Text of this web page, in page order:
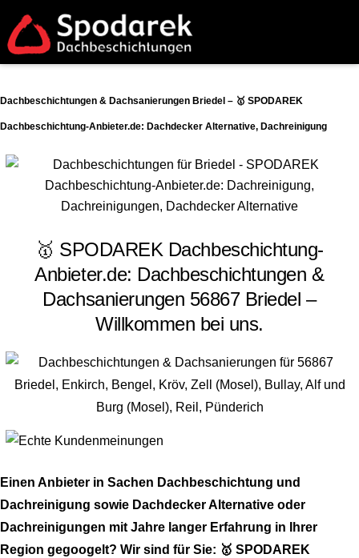
Dachbeschichtungen & Dachsanierungen Briedel – 🥇 SPODAREK
Dachbeschichtung-Anbieter.de: Dachdecker Alternative, Dachreinigung
🥇 SPODAREK Dachbeschichtung-
Anbieter.de: Dachbeschichtungen &
Dachsanierungen 56867 Briedel –
Willkommen bei uns.
Einen Anbieter in Sachen Dachbeschichtung und
Dachreinigung sowie Dachdecker Alternative oder
Dachreinigungen mit Jahre langer Erfahrung in Ihrer
Region gegoogelt? Wir sind für Sie: 🥇 SPODAREK